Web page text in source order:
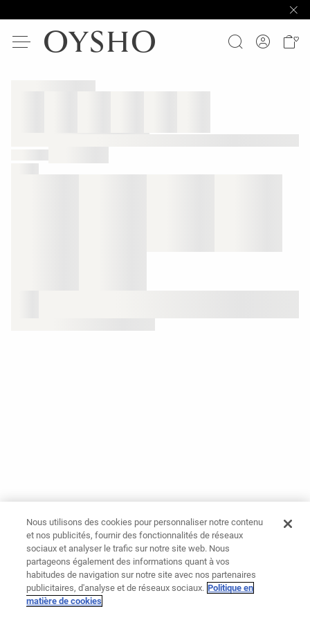
Nous utilisons des cookies pour personnaliser notre contenu
et nos publicités, fournir des fonctionnalités de réseaux
sociaux et analyser le trafic sur notre site web. Nous
partageons également des informations quant à vos
habitudes de navigation sur notre site avec nos partenaires
publicitaires, d'analyse et de réseaux sociaux. Politique en
matière de cookies